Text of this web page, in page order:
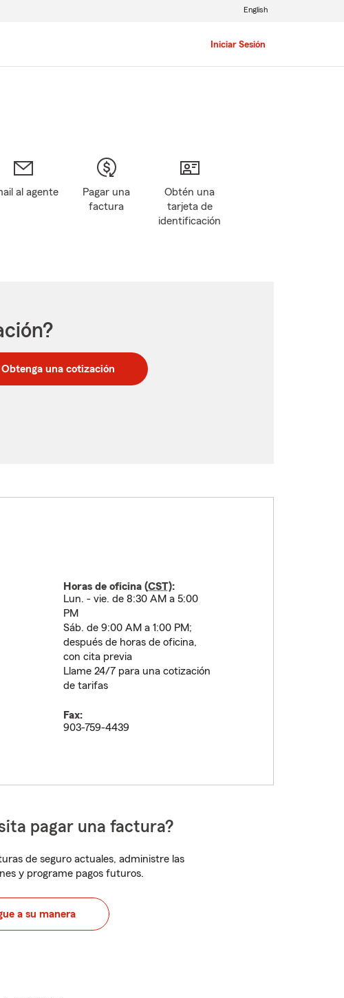
Iniciar Sesión
English
al agente
Pagar una
factura
Obtén una
tarjeta de
identificación
Obtenga una cotización
Horas de oficina (CST):
Lun. - vie. de 8:30 AM a 5:00
PM
Sáb. de 9:00 AM a 1:00 PM;
después de horas de oficina,
con cita previa
Llame 24/7 para una cotización
de tarifas
Fax:
903-759-4439
pagar una factura?
de seguro actuales, administre las
y programe pagos futuros.
a su manera